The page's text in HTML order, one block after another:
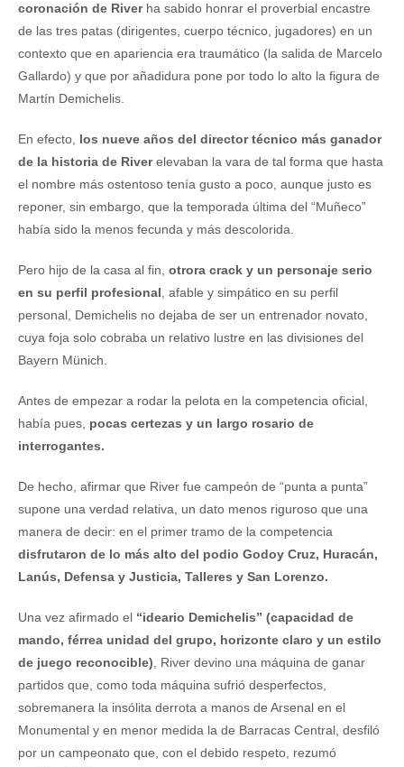
coronación de Riverha sabido honrar el proverbial encastre
de las tres patas (dirigentes, cuerpo técnico, jugadores) en un
contexto que en apariencia era traumático (la salida de Marcelo
Gallardo) y que por añadidura pone por todo lo alto la figura de
Martín Demichelis.
En efecto, los nueve años del director técnico más ganador
de la historia de Riverelevaban la vara de tal forma que hasta
el nombre más ostentoso tenía gusto a poco, aunque justo es
reponer, sin embargo, que la temporada última del “Muñeco”
había sido la menos fecunda y más descolorida.
Pero hijo de la casa al fin, otrora crack y un personaje serio
en su perfil profesional, afable y simpático en su perfil
personal, Demichelis no dejaba de ser un entrenador novato,
cuya foja solo cobraba un relativo lustre en las divisiones del
Bayern Münich.
Antes de empezar a rodar la pelota en la competencia oficial,
había pues, pocas certezas y un largo rosario de
interrogantes.
De hecho, afirmar que River fue campeón de “punta a punta”
supone una verdad relativa, un dato menos riguroso que una
manera de decir: en el primer tramo de la competencia
disfrutaron de lo más alto del podio Godoy Cruz, Huracán,
Lanús, Defensa y Justicia, Talleres y San Lorenzo.
Una vez afirmado el “ideario Demichelis” (capacidad de
mando, férrea unidad del grupo, horizonte claro y un estilo
de juego reconocible), River devino una máquina de ganar
partidos que, como toda máquina sufrió desperfectos,
sobremanera la insólita derrota a manos de Arsenal en el
Monumental y en menor medida la de Barracas Central, desfiló
por un campeonato que, con el debido respeto, rezumó